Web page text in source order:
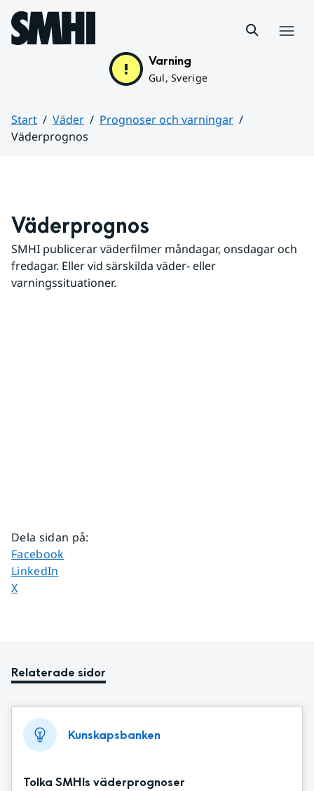
Hoppa till sidans innehåll
Varning
Gul, Sverige
Start Väder
Prognoser och varningar
Väderprognos
Väderprognos
SMHI publicerar väderfilmer måndagar, onsdagar och
fredagar. Eller vid särskilda väder- eller
varningssituationer.
Dela sidan på:
Dela sidan på
Facebook
Dela sidan på
LinkedIn
Dela sidan på
X
Relaterade sidor
Kunskapsbanken
Tolka SMHIs väderprognoser